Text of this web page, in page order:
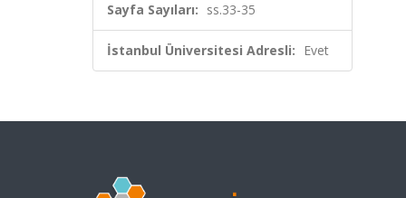
Sayfa Sayıları: ss.33-35
İstanbul Üniversitesi Adresli: Evet